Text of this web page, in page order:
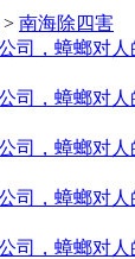
> 南海除四害